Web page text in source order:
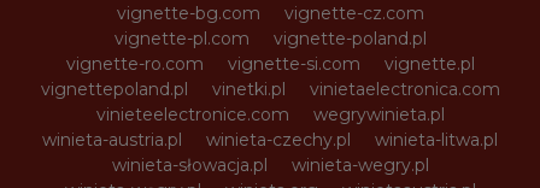
vignette-bg.com
vignette-cz.com
vignette-pl.com
vignette-poland.pl
vignette-ro.com
vignette-si.com
vignette.pl
vignettepoland.pl
vinetki.pl
vinietaelectronica.com
vinieteelectronice.com
wegrywinieta.pl
winieta-austria.pl
winieta-czechy.pl
winieta-litwa.pl
winieta-słowacja.pl
winieta-wegry.pl